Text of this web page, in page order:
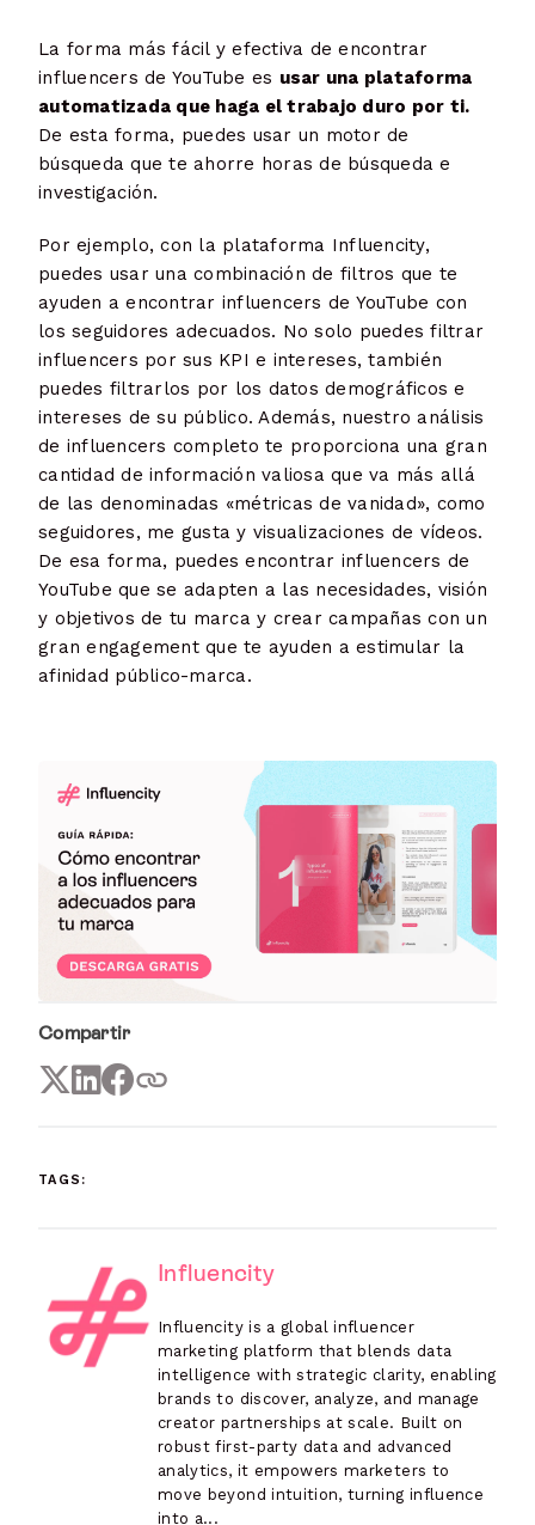
La forma más fácil y efectiva de encontrar
influencers de YouTube es usar una plataforma
automatizada que haga el trabajo duro por ti.
De esta forma, puedes usar un motor de
búsqueda que te ahorre horas de búsqueda e
investigación.
Por ejemplo, con la plataforma Influencity,
puedes usar una combinación de filtros que te
ayuden a encontrar influencers de YouTube con
los seguidores adecuados. No solo puedes filtrar
influencers por sus KPI e intereses, también
puedes filtrarlos por los datos demográficos e
intereses de su público. Además, nuestro análisis
de influencers completo te proporciona una gran
cantidad de información valiosa que va más allá
de las denominadas «métricas de vanidad», como
seguidores, me gusta y visualizaciones de vídeos.
De esa forma, puedes encontrar influencers de
YouTube que se adapten a las necesidades, visión
y objetivos de tu marca y crear campañas con un
gran engagement que te ayuden a estimular la
afinidad público-marca.
Compartir
TAGS:
Influencity
Influencity is a global influencer
marketing platform that blends data
intelligence with strategic clarity, enabling
brands to discover, analyze, and manage
creator partnerships at scale. Built on
robust first-party data and advanced
analytics, it empowers marketers to
move beyond intuition, turning influence
into a...